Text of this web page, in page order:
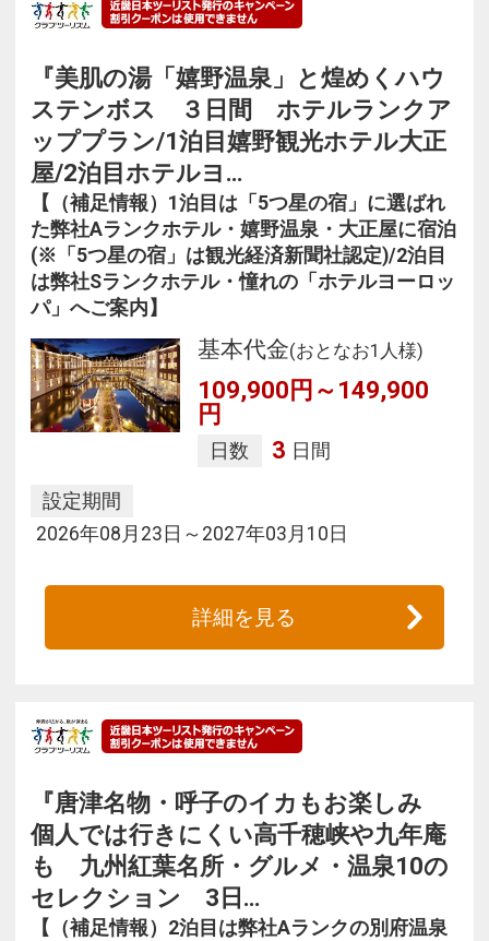
『美肌の湯「嬉野温泉」と煌めくハウ
ステンボス ３日間 ホテルランクア
ッププラン/1泊目嬉野観光ホテル大正
屋/2泊目ホテルヨ…
【（補足情報）1泊目は「5つ星の宿」に選ばれ
た弊社Aランクホテル・嬉野温泉・大正屋に宿泊
(※「5つ星の宿」は観光経済新聞社認定)/2泊目
は弊社Sランクホテル・憧れの「ホテルヨーロッ
パ」へご案内】
基本代金(おとなお1人様)
109,900円～149,900
円
日数 3 日間
設定期間
2026年08月23日～2027年03月10日
詳細を見る
『唐津名物・呼子のイカもお楽しみ
個人では行きにくい高千穂峡や九年庵
も 九州紅葉名所・グルメ・温泉10の
セレクション 3日…
【（補足情報）2泊目は弊社Aランクの別府温泉